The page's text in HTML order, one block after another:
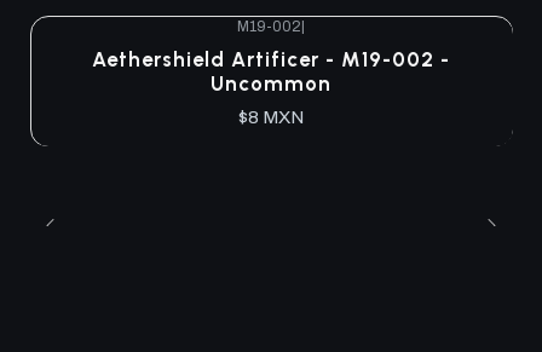
M19-002
Aethershield Artificer - M19-002 -
Uncommon
$8 MXN